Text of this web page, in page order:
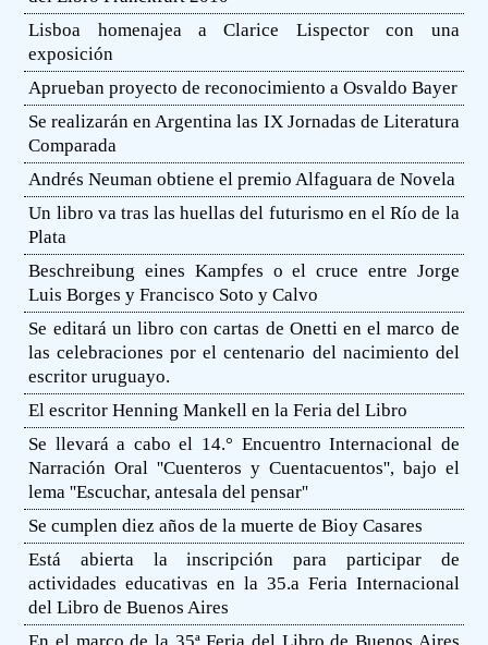
Lisboa homenajea a Clarice Lispector con una
exposición
Aprueban proyecto de reconocimiento a Osvaldo Bayer
Se realizarán en Argentina las IX Jornadas de Literatura
Comparada
Andrés Neuman obtiene el premio Alfaguara de Novela
Un libro va tras las huellas del futurismo en el Río de la
Plata
Beschreibung eines Kampfes o el cruce entre Jorge
Luis Borges y Francisco Soto y Calvo
Se editará un libro con cartas de Onetti en el marco de
las celebraciones por el centenario del nacimiento del
escritor uruguayo.
El escritor Henning Mankell en la Feria del Libro
Se llevará a cabo el 14.° Encuentro Internacional de
Narración Oral ''Cuenteros y Cuentacuentos'', bajo el
lema ''Escuchar, antesala del pensar''
Se cumplen diez años de la muerte de Bioy Casares
Está abierta la inscripción para participar de
actividades educativas en la 35.a Feria Internacional
del Libro de Buenos Aires